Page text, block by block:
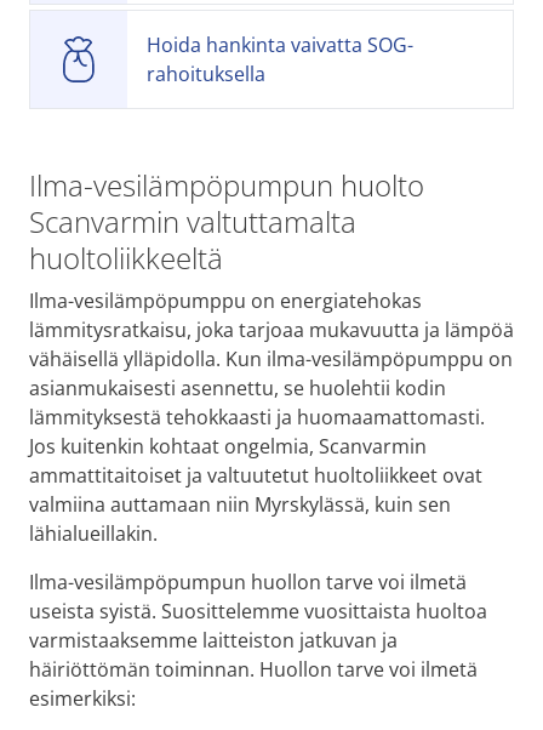
Hoida hankinta vaivatta SOG-
rahoituksella
Ilma-vesilämpöpumpun huolto
Scanvarmin valtuttamalta
huoltoliikkeeltä
Ilma-vesilämpöpumppu on energiatehokas
lämmitysratkaisu, joka tarjoaa mukavuutta ja lämpöä
vähäisellä ylläpidolla. Kun ilma-vesilämpöpumppu on
asianmukaisesti asennettu, se huolehtii kodin
lämmityksestä tehokkaasti ja huomaamattomasti.
Jos kuitenkin kohtaat ongelmia, Scanvarmin
ammattitaitoiset ja valtuutetut huoltoliikkeet ovat
valmiina auttamaan niin Myrskylässä, kuin sen
lähialueillakin.
Ilma-vesilämpöpumpun huollon tarve voi ilmetä
useista syistä. Suosittelemme vuosittaista huoltoa
varmistaaksemme laitteiston jatkuvan ja
häiriöttömän toiminnan. Huollon tarve voi ilmetä
esimerkiksi: